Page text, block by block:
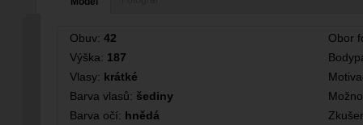
Obuv: 42
Výška: 187
Vlasy: krátké
Barva vlasů: šediny
Barva očí: hnědá
Obor